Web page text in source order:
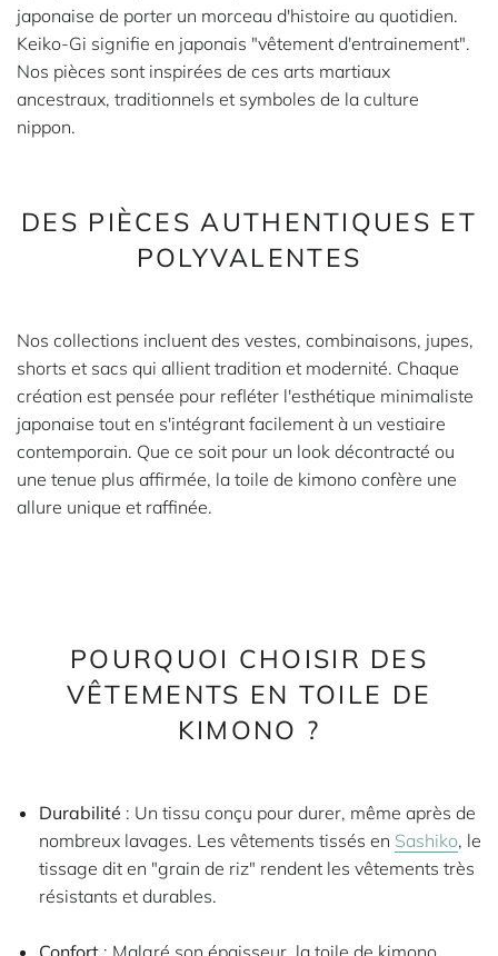
japonaise de porter un morceau d'histoire au quotidien.
Keiko-Gi signifie en japonais "vêtement d'entrainement".
Nos pièces sont inspirées de ces arts martiaux
ancestraux, traditionnels et symboles de la culture
nippon.
DES PIÈCES AUTHENTIQUES ET
POLYVALENTES
Nos collections incluent des vestes, combinaisons, jupes,
shorts et sacs qui allient tradition et modernité. Chaque
création est pensée pour refléter l'esthétique minimaliste
japonaise tout en s'intégrant facilement à un vestiaire
contemporain. Que ce soit pour un look décontracté ou
une tenue plus affirmée, la toile de kimono confère une
allure unique et raffinée.
POURQUOI CHOISIR DES
VÊTEMENTS EN TOILE DE
KIMONO ?
Durabilité : Un tissu conçu pour durer, même après de
nombreux lavages. Les vêtements tissés en Sashiko, le
tissage dit en "grain de riz" rendent les vêtements très
résistants et durables.
Confort : Malgré son épaisseur, la toile de kimono